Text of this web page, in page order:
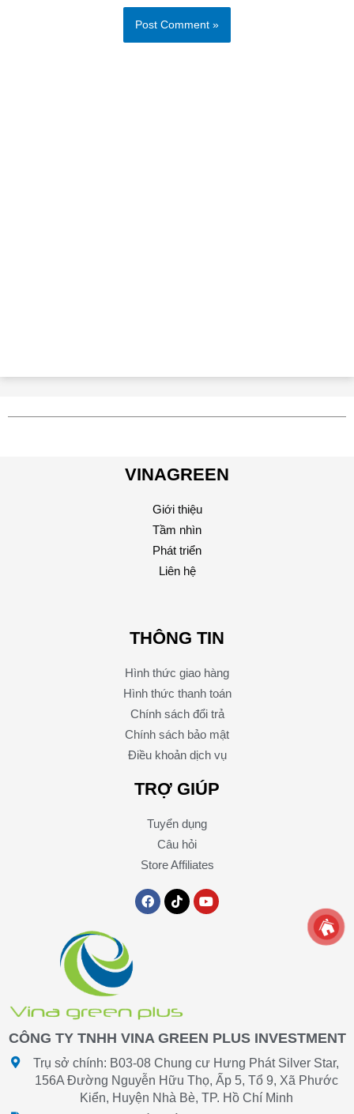
VINAGREEN
Giới thiệu
Tầm nhìn
Phát triển
Liên hệ
THÔNG TIN
Hình thức giao hàng
Hình thức thanh toán
Chính sách đổi trả
Chính sách bảo mật
Điều khoản dịch vụ
TRỢ GIÚP
Tuyển dụng
Câu hỏi
Store Affiliates
F
a
T
i
Y
o
CÔNG TY TNHH VINA GREEN PLUS INVESTMENT
Trụ sở chính: B03-08 Chung cư Hưng Phát Silver Star,
156A Đường Nguyễn Hữu Thọ, Ấp 5, Tổ 9, Xã Phước
Kiển, Huyện Nhà Bè, TP. Hồ Chí Minh